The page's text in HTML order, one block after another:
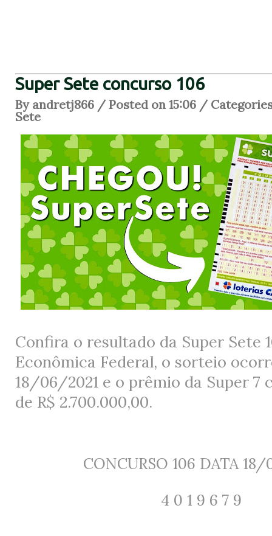
Super Sete concurso 106
By andretj866 / Posted on 15:06 /
Sete
Confira o resultado da Super Sete
Econômica Federal, o sorteio
18/06/2021 e o prêmio da Super 7
de R$ 2.700.000,00.
CONCURSO 106 DATA 18/
4 0 1 9 6 7 9